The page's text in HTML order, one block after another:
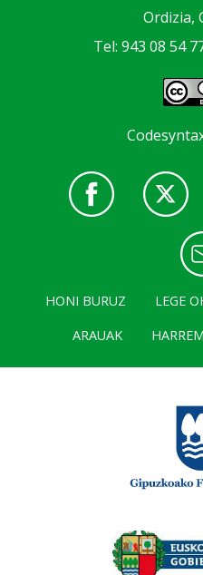
Ordizia,
Tel: 943 08 54
HONI BURUZ LEGE
ARAUAK